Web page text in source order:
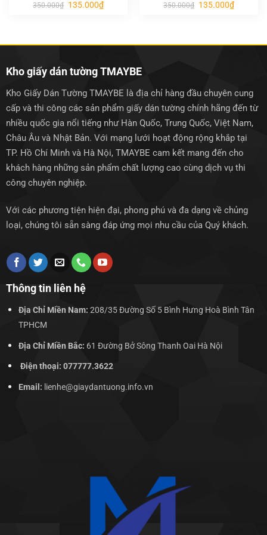
350.000₫ Giá
gốc
135.000₫Giá
hiện
350.000₫ Giá
gốc
135.000₫Giá
hiện
Kho giấy dán tường TMAYBE
Kho Giấy Dán Tường TMAYBE là địa chỉ hàng đầu chuyên cung
cấp và thi công các sản phẩm giấy dán tường chính hãng đến từ
nhiều quốc gia nổi tiếng như Hàn Quốc, Trung Quốc, Việt Nam,
Châu Âu và Nhật Bản. Với mạng lưới hoạt động rộng khắp tại
TP. Hồ Chí Minh và Hà Nội, TMAYBE cam kết mang đến cho
khách hàng những sản phẩm chất lượng cao cùng dịch vụ thi
công chuyên nghiệp.
Với các phương tiện hiện đại, phong phú và đa dạng về chủng
loại, chúng tôi sẵn sàng đáp ứng mọi nhu cầu của Quý khách.
Thông tin liên hệ
Địa Chỉ Miền Nam: 208/35 Đường Số 5 Bình Hưng Hoà Bình Tân
TPHCM
Địa Chỉ Miền Bắc: 61 Đường Bở Sông Thanh Oai Hà Nội
Điện thoại: 077777.3622
Email: lienhe@giaydantuong.info.vn